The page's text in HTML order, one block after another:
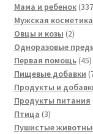
Мама и ребенок
Мужская косметика
Овцы и козы 22
Одноразовые
Первая помощь 4545
Пищевые добавки
Продукты и
Продукты питания
Птица 33
товара
Пушистые